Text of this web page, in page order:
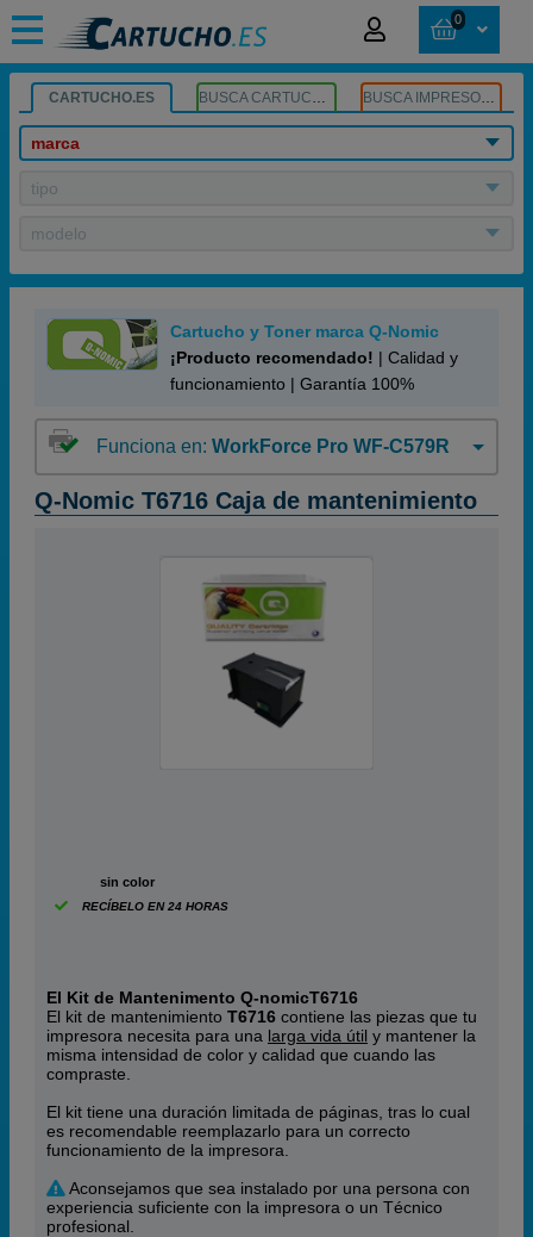
0
CARTUCHO.ES BUSCA CARTUCHOS BUSCA IMPRESORA
marca
tipo
modelo
Cartucho y Toner marca Q-Nomic
¡Producto recomendado! | Calidad y
funcionamiento | Garantía 100%
Funciona en: WorkForce Pro WF-C579R
Q-Nomic T6716 Caja de mantenimiento
sin color
RECÍBELO EN 24 HORAS
El Kit de Mantenimento Q-nomicT6716
El kit de mantenimiento T6716 contiene las piezas que tu
impresora necesita para una larga vida útil y mantener la
misma intensidad de color y calidad que cuando las
compraste.
El kit tiene una duración limitada de páginas, tras lo cual
es recomendable reemplazarlo para un correcto
funcionamiento de la impresora.
Aconsejamos que sea instalado por una persona con
experiencia suficiente con la impresora o un Técnico
profesional.